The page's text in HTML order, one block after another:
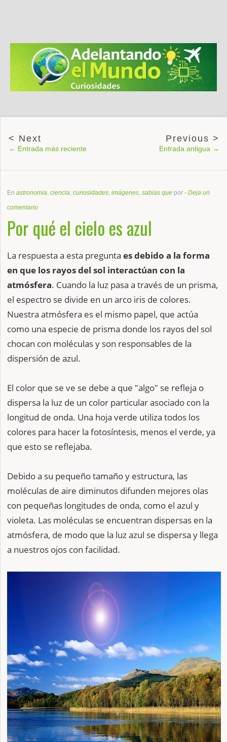
← Entrada más reciente Entrada antigua →
Enastronomia,ciencia,curiosidades,imágenes,sabias que por- Deja un
comentario
Por qué el cielo es azul
La respuesta a esta preguntaes debido a la forma
en que los rayos del sol interactúan con la
atmósfera. Cuando la luz pasa a través de un prisma,
el espectro se divide en un arco iris de colores.
Nuestra atmósfera es el mismo papel, que actúa
como una especie de prisma donde los rayos del sol
chocan con moléculas y son responsables de la
dispersión de azul.
El color que se ve se debe a que "algo" se refleja o
dispersa la luz de un color particular asociado con la
longitud de onda. Una hoja verde utiliza todos los
colores para hacer la fotosíntesis, menos el verde, ya
que esto se reflejaba.
Debido a su pequeño tamaño y estructura, las
moléculas de aire diminutos difunden mejores olas
con pequeñas longitudes de onda, como el azul y
violeta. Las moléculas se encuentran dispersas en la
atmósfera, de modo que la luz azul se dispersa y llega
a nuestros ojos con facilidad.